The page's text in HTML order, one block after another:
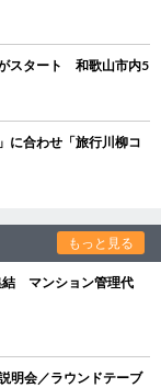
スタート 和歌山市内5
に合わせ「旅行川柳コ
もっと見る
結 マンション管理代
明会／ラウンドテーブ